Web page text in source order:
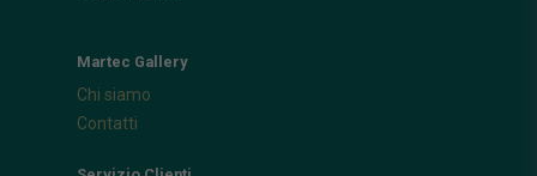
Martec Gallery
Chi siamo
Contatti